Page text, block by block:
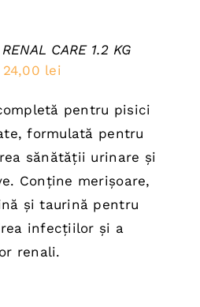
CARE 1.2 KG
Prețul
a
fost:
30,00 lei.
24,00 lei
este:
24,00 lei.
pentru pisici
formulată pentru
sănătății urinare și
Conține merișoare,
și taurină pentru
infecțiilor și a
renali.